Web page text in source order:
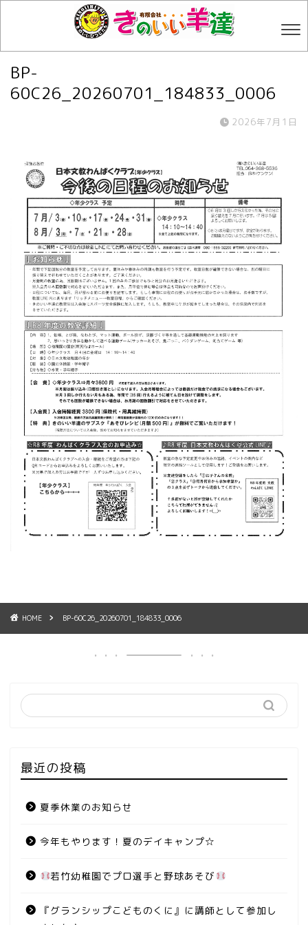
BP-
60C26_20260701_184833_0006
2026年7月1日
HOME BP-60C26_20260701_184833_0006
最近の投稿
夏季休業のお知らせ
今年もやります！夏のデイキャンプ☆
若竹幼稚園でプロ選手と野球あそび
『グランシップこどものくに』に講師として参加し